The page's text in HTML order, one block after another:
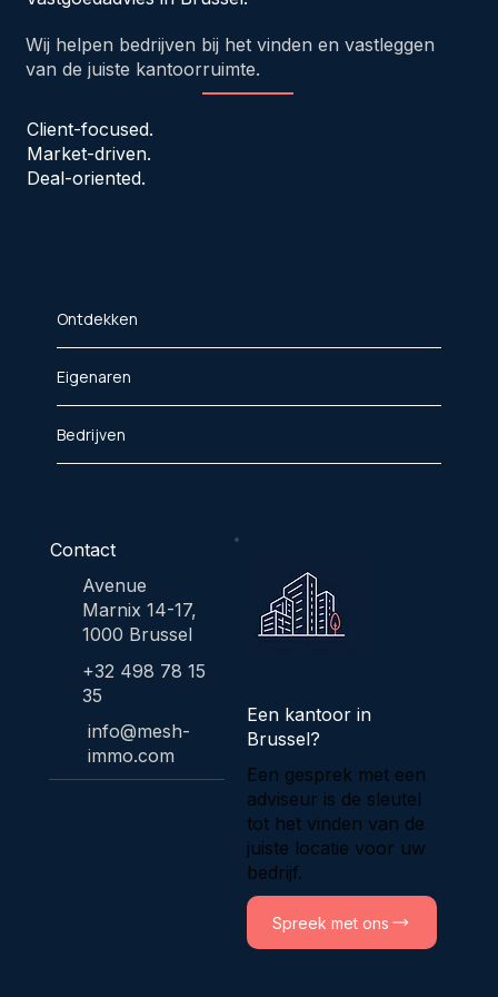
Wij helpen bedrijven bij het vinden en vastleggen
van de juiste kantoorruimte.
Client-focused.
Market-driven.
Deal-oriented.
Ontdekken
Eigenaren
Bedrijven
Contact
Avenue
Marnix 14-17,
1000 Brussel
+32 498 78 15
35
info@mesh-
immo.com
Een kantoor in
Brussel?
Een gesprek met een
adviseur is de sleutel
tot het vinden van de
juiste locatie voor uw
bedrijf.
Spreek met ons